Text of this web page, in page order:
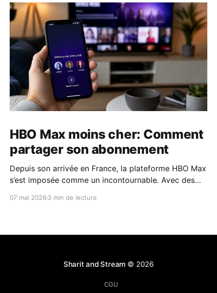
HBO Max moins cher: Comment
partager son abonnement
Depuis son arrivée en France, la plateforme HBO Max
s’est imposée comme un incontournable. Avec des
07 mai 2026 3 min de lecture
Sharit and Stream © 2026
CGU